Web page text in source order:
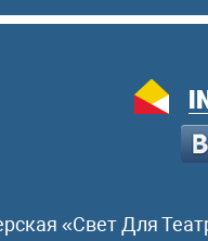
«Свет Для